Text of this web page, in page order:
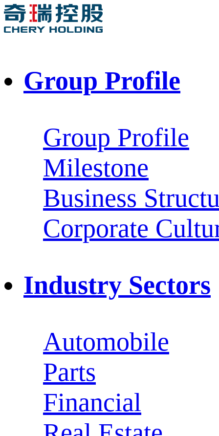
Group Profile
Group Profile
Milestone
Business
Corporate
Industry Sectors
Automobile
Parts
Financial